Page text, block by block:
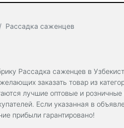
Рассадка саженцев
Рассадка саженцев в
заказать товар из
лучшие оптовые и
Если указанная в
прибыли гарантировано!